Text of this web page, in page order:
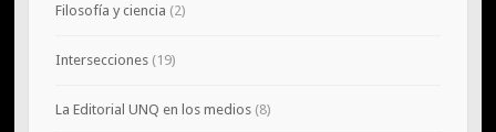
Filosofía y ciencia (2)
Intersecciones(19)
La Editorial UNQ en los medios(8)